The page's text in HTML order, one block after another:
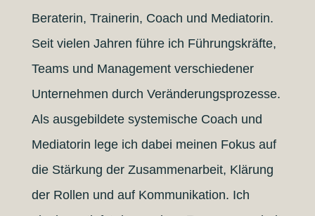
Beraterin, Trainerin, Coach und Mediatorin.
Seit vielen Jahren führe ich Führungskräfte,
Teams und Management verschiedener
Unternehmen durch Veränderungsprozesse.
Als ausgebildete systemische Coach und
Mediatorin lege ich dabei meinen Fokus auf
die Stärkung der Zusammenarbeit, Klärung
der Rollen und auf Kommunikation. Ich